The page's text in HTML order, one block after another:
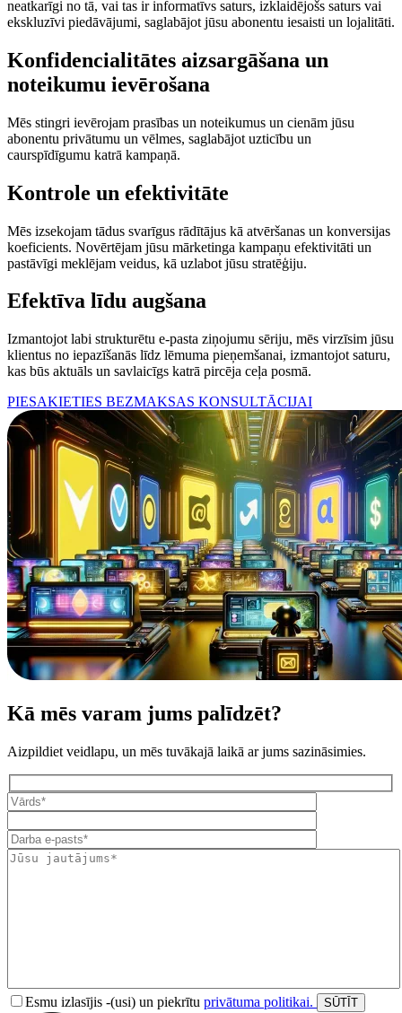
neatkarīgi no tā, vai tas ir informatīvs saturs, izklaidējošs saturs vai
ekskluzīvi piedāvājumi, saglabājot jūsu abonentu iesaisti un lojalitāti.
Konfidencialitātes aizsargāšana un
noteikumu ievērošana
Mēs stingri ievērojam prasības un noteikumus un cienām jūsu
abonentu privātumu un vēlmes, saglabājot uzticību un
caurspīdīgumu katrā kampaņā.
Kontrole un efektivitāte
Mēs izsekojam tādus svarīgus rādītājus kā atvēršanas un konversijas
koeficients. Novērtējam jūsu mārketinga kampaņu efektivitāti un
pastāvīgi meklējam veidus, kā uzlabot jūsu stratēģiju.
Efektīva līdu augšana
Izmantojot labi strukturētu e-pasta ziņojumu sēriju, mēs virzīsim jūsu
klientus no iepazīšanās līdz lēmuma pieņemšanai, izmantojot saturu,
kas būs aktuāls un savlaicīgs katrā pircēja ceļa posmā.
PIESAKIETIES BEZMAKSAS KONSULTĀCIJAI
Kā mēs varam jums palīdzēt?
Aizpildiet veidlapu, un mēs tuvākajā laikā ar jums sazināsimies.
Esmu izlasījis -(usi) un piekrītu privātuma politikai.